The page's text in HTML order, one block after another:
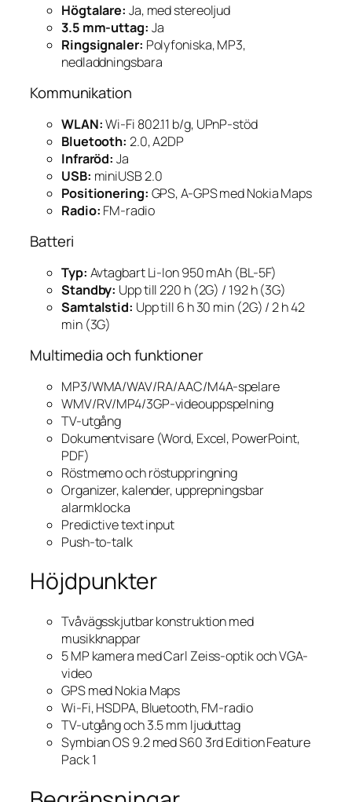
Högtalare: Ja, med stereoljud
3.5 mm-uttag: Ja
Ringsignaler: Polyfoniska, MP3,
nedladdningsbara
Kommunikation
WLAN:Wi-Fi 802.11 b/g, UPnP-stöd
Bluetooth: 2.0, A2DP
Infraröd: Ja
USB: miniUSB 2.0
Positionering: GPS, A-GPS med Nokia Maps
Radio: FM-radio
Batteri
Typ: Avtagbart Li-Ion 950 mAh (BL-5F)
Standby: Upp till 220 h (2G) / 192 h (3G)
Samtalstid: Upp till 6 h 30 min (2G) / 2 h 42
min (3G)
Multimedia och funktioner
MP3/WMA/WAV/RA/AAC/M4A-spelare
WMV/RV/MP4/3GP-videouppspelning
TV-utgång
Dokumentvisare (Word, Excel, PowerPoint,
PDF)
Röstmemo och röstuppringning
Organizer, kalender, upprepningsbar
alarmklocka
Predictive text input
Push-to-talk
Höjdpunkter
Tvåvägsskjutbar konstruktion med
musikknappar
5 MP kamera med Carl Zeiss-optik och VGA-
video
GPS med Nokia Maps
Wi-Fi, HSDPA, Bluetooth, FM-radio
TV-utgång och 3.5 mm ljuduttag
Symbian OS 9.2 med S60 3rd Edition Feature
Pack 1